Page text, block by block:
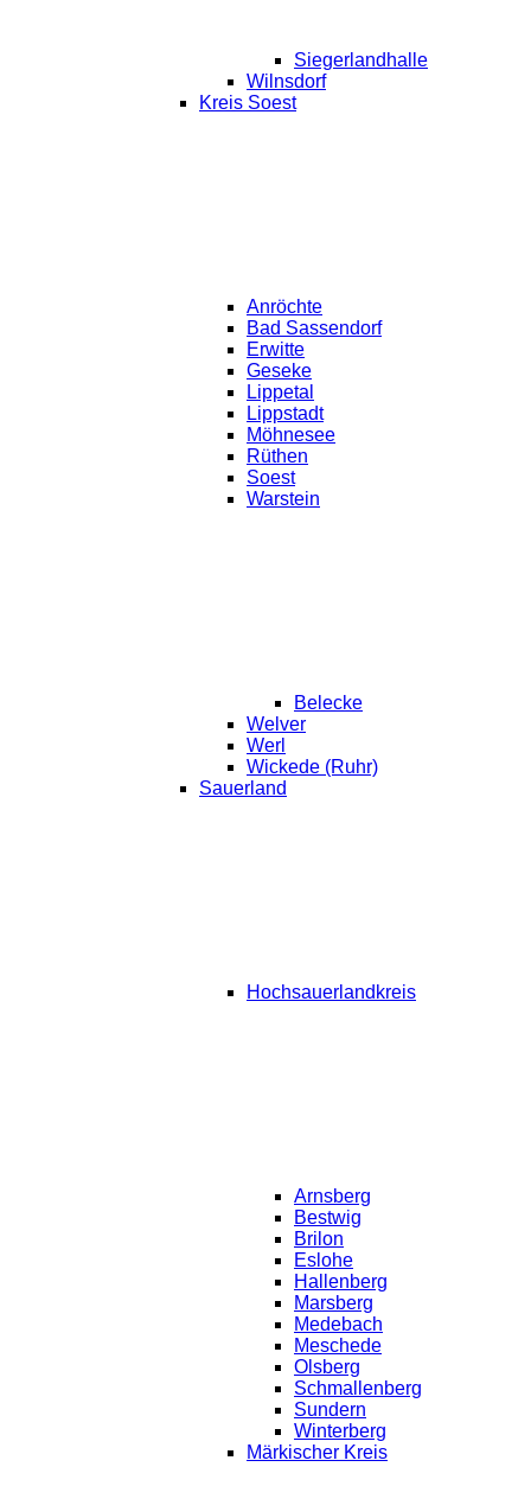
Siegerlandhalle
Wilnsdorf
Kreis Soest
Anröchte
Bad Sassendorf
Erwitte
Geseke
Lippetal
Lippstadt
Möhnesee
Rüthen
Soest
Warstein
Belecke
Welver
Werl
Wickede (Ruhr)
Sauerland
Hochsauerlandkreis
Arnsberg
Bestwig
Brilon
Eslohe
Hallenberg
Marsberg
Medebach
Meschede
Olsberg
Schmallenberg
Sundern
Winterberg
Märkischer Kreis